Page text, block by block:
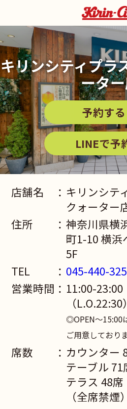
キリンシティプラ
ータ
予約する
LINEで予
店舗名
キリンシテ
クォーター
住所
神奈川県横
町1-10 横浜
5F
TEL
045-440-
営業時間
11:00-23:00
（L.O.22:30）
◎OPEN～15:00
ご用意しており
席数
カウンター
テーブル 71
テラス 48席
（全席禁煙）